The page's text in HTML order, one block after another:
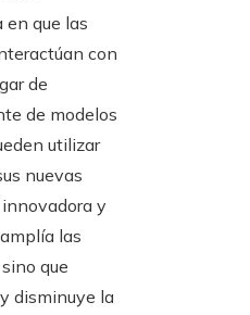
que las
con
de
de modelos
utilizar
nuevas
y
las
que
disminuye la